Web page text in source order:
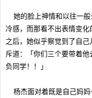
她的脸上神情和以往一般
冷感，而那看不出表情变
之后，她似乎察觉到了自己
斥道：「你们三个要带着
负同学！！」
杨杰面对着既是自己妈妈